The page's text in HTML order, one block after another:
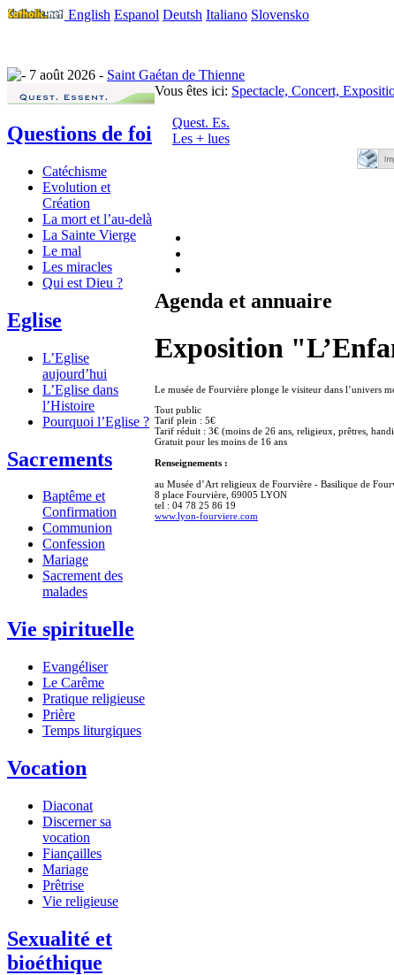
English Espanol Deutsh Italiano Slovensko
7 août 2026 - Saint Gaétan de Thienne
Questions de foi
Catéchisme
Evolution et
Création
La mort et l’au-delà
La Sainte Vierge
Le mal
Les miracles
Qui est Dieu ?
Eglise
L’Eglise
aujourd’hui
L’Eglise dans
l’Histoire
Pourquoi l’Eglise ?
Sacrements
Baptême et
Confirmation
Communion
Confession
Mariage
Sacrement des
malades
Vie spirituelle
Evangéliser
Le Carême
Pratique religieuse
Prière
Temps liturgiques
Vocation
Diaconat
Discerner sa
vocation
Fiançailles
Mariage
Prêtrise
Vie religieuse
Sexualité et
bioéthique
Vous êtes ici: Spectacle, Concert,
Quest. Es.
Les + lues
Agenda et annuaire
Exposition
Le musée de Fourvière plonge le visiteur dans l’univers
Tout public
Tarif plein : 5€
Tarif réduit : 3€ (moins de 26 ans, religieux, prêtres,
Gratuit pour les moins de 16 ans
Renseignements :
au Musée d’Art religieux de Fourvière - Basilique de
8 place Fourvière, 69005 LYON
tel : 04 78 25 86 19
www.lyon-fourviere.com